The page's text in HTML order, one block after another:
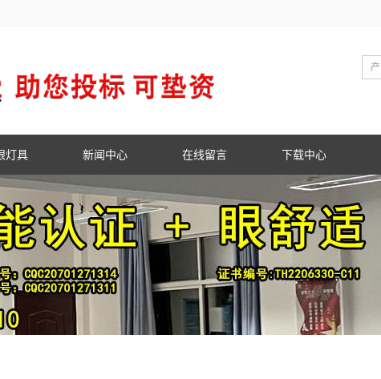
灯具 新闻中心 在线留言 下载中心